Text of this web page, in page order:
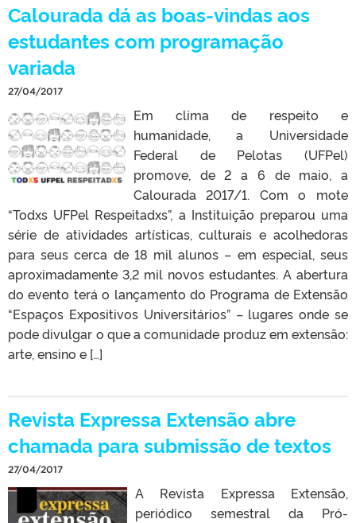
Calourada dá as boas-vindas aos
estudantes com programação
variada
27/04/2017
Em clima de respeito e
humanidade, a Universidade
Federal de Pelotas (UFPel)
promove, de 2 a 6 de maio, a
Calourada 2017/1. Com o mote
“Todxs UFPel Respeitadxs”, a Instituição preparou uma
série de atividades artísticas, culturais e acolhedoras
para seus cerca de 18 mil alunos – em especial, seus
aproximadamente 3,2 mil novos estudantes. A abertura
do evento terá o lançamento do Programa de Extensão
“Espaços Expositivos Universitários” – lugares onde se
pode divulgar o que a comunidade produz em extensão:
arte, ensino e […]
Revista Expressa Extensão abre
chamada para submissão de textos
27/04/2017
A Revista Expressa Extensão,
periódico semestral da Pró-